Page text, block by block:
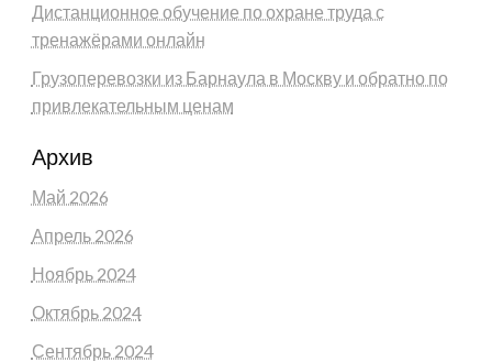
Дистанционное обучение по охране труда с
тренажёрами онлайн
Грузоперевозки из Барнаула в Москву и обратно по
привлекательным ценам
Архив
Май 2026
Апрель 2026
Ноябрь 2024
Октябрь 2024
Сентябрь 2024